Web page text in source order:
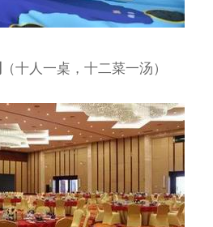
（十人一桌，十二菜一汤）